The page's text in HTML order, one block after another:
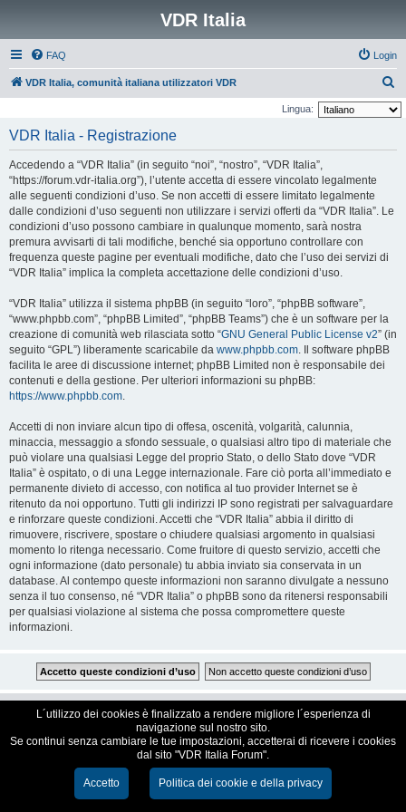
VDR Italia
FAQ Login
VDR Italia, comunità italiana utilizzatori VDR
e
Lingua:
VDR Italia - Registrazione
Accedendo a “VDR Italia” (in seguito “noi”, “nostro”, “VDR Italia”,
“https://forum.vdr-italia.org”), l’utente accetta di essere vincolato legalmente
alle seguenti condizioni d’uso. Se non accetti di essere limitato legalmente
dalle condizioni d’uso seguenti non utilizzare i servizi offerti da “VDR Italia”. Le
condizioni d’uso possono cambiare in qualunque momento, sarà nostra
premura avvisarti di tali modifiche, benché sia opportuno controllare con
frequenza queste pagine per eventuali modifiche, dato che l’uso dei servizi di
“VDR Italia” implica la completa accettazione delle condizioni d’uso.
“VDR Italia” utilizza il sistema phpBB (in seguito “loro”, “phpBB software”,
“www.phpbb.com”, “phpBB Limited”, “phpBB Teams”) che è un software per la
creazione di comunità web rilasciata sotto “GNU General Public License v2” (in
seguito “GPL”) liberamente scaricabile da www.phpbb.com. Il software phpBB
facilita le aree di discussione internet; phpBB Limited non è responsabile dei
contenuti e della gestione. Per ulteriori informazioni su phpBB:
https://www.phpbb.com.
Accetti di non inviare alcun tipo di offesa, oscenità, volgarità, calunnia,
minaccia, messaggio a sfondo sessuale, o qualsiasi altro tipo di materiale che
può violare una qualsiasi Legge del proprio Stato, o dello Stato dove “VDR
Italia” è ospitato, o di una Legge internazionale. Fare ciò porta all’immediato e
permanente divieto di accesso, con notifica al tuo provider Internet se è
ritenuto da noi opportuno. Tutti gli indirizzi IP sono registrati per salvaguardare
e rinforzare queste condizioni. Accetti che “VDR Italia” abbia il diritto di
rimuovere, riscrivere, spostare o chiudere qualsiasi argomento in qualsiasi
momento lo ritenga necessario. Come fruitore di questo servizio, accetti che
ogni informazione (dato personale) tu abbia inviato sia conservata in un
database. Al contempo queste informazioni non saranno divulgate a nessuno
senza il tuo consenso, né “VDR Italia” o phpBB sono da ritenersi responsabili
per qualsiasi violazione al sistema che possa compromettere queste
informazioni.
VDR Italia, comunità italiana utilizzatori VDR
Creato daphpBB® Forum Software © phpBB Limited
Traduzione ItalianaphpBB-Italia.it
L´utilizzo dei cookies è finalizzato a rendere migliore l´esperienza di
navigazione sul nostro sito.
Se continui senza cambiare le tue impostazioni, accetterai di ricevere i cookies
dal sito "VDR Italia Forum".
Accetto Politica dei cookie e della privacy